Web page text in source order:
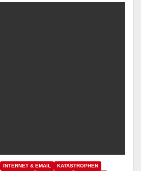
INTERNET & EMAIL
KATASTROPHEN